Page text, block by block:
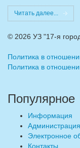
Читать далее...
© 2026 УЗ "17-я
Политика в
Политика в
Популярное
Информация
Администрация
Электронное
Контакты